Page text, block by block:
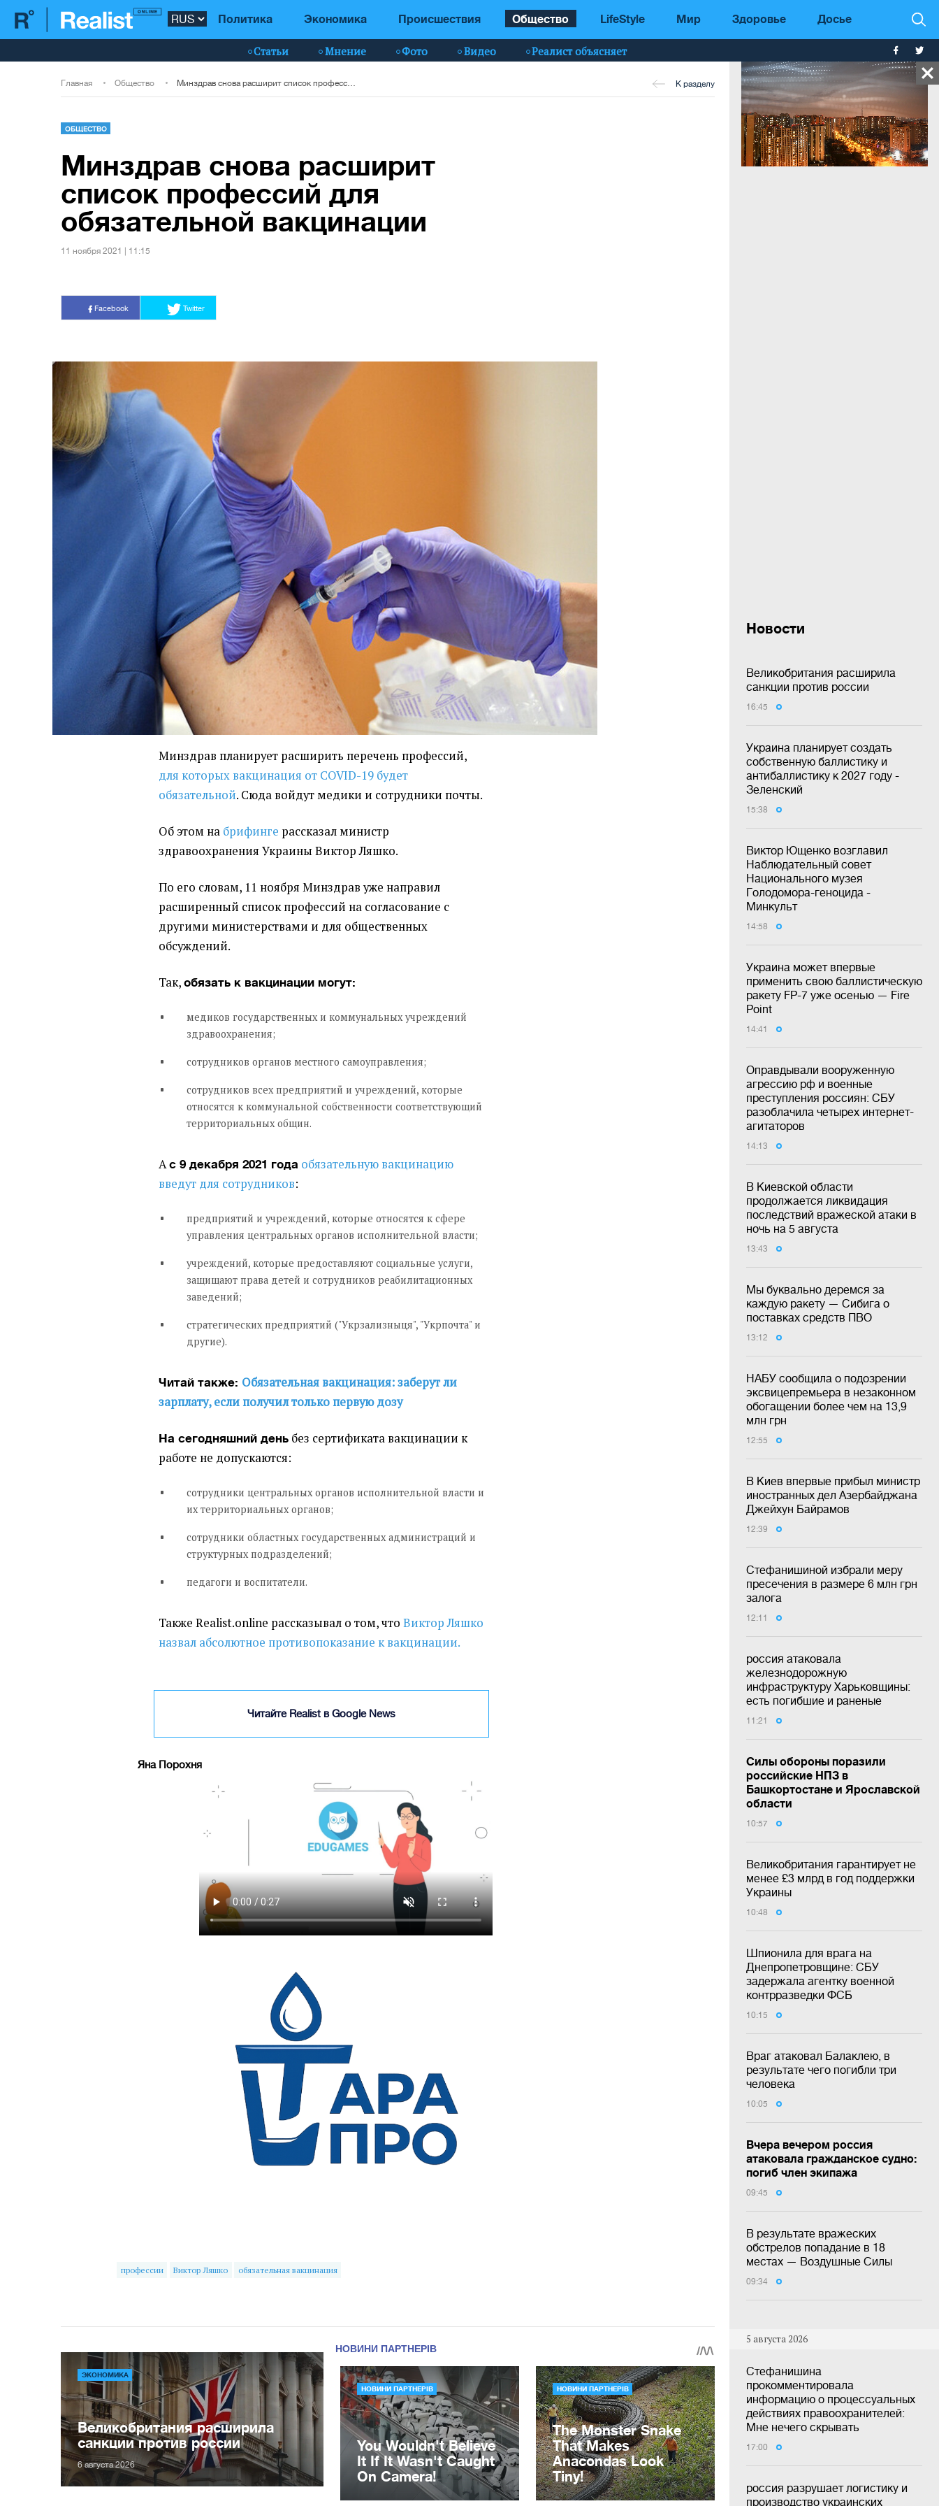
Политика Экономика Происшествия Общество LifeStyle Мир Здоровье Досье
Статьи Мнение Фото Видео Реалист объясняет
Новости
Великобритания расширила
санкции против россии
16:45
Украина планирует создать
собственную баллистику и
антибаллистику к 2027 году -
Зеленский
15:38
Виктор Ющенко возглавил
Наблюдательный совет
Национального музея
Голодомора-геноцида -
Минкульт
14:58
Украина может впервые
применить свою баллистическую
ракету FP-7 уже осенью — Fire
Point
14:41
Оправдывали вооруженную
агрессию рф и военные
преступления россиян: СБУ
разоблачила четырех интернет-
агитаторов
14:13
В Киевской области
продолжается ликвидация
последствий вражеской атаки в
ночь на 5 августа
13:43
Мы буквально деремся за
каждую ракету — Сибига о
поставках средств ПВО
13:12
НАБУ сообщила о подозрении
эксвицепремьера в незаконном
обогащении более чем на 13,9
млн грн
12:55
В Киев впервые прибыл министр
иностранных дел Азербайджана
Джейхун Байрамов
12:39
Стефанишиной избрали меру
пресечения в размере 6 млн грн
залога
12:11
россия атаковала
железнодорожную
инфраструктуру Харьковщины:
есть погибшие и раненые
11:21
Силы обороны поразили
российские НПЗ в
Башкортостане и Ярославской
области
10:57
Великобритания гарантирует не
менее £3 млрд в год поддержки
Украины
10:48
Шпионила для врага на
Днепропетровщине: СБУ
задержала агентку военной
контрразведки ФСБ
10:15
Враг атаковал Балаклею, в
результате чего погибли три
человека
10:05
Вчера вечером россия
атаковала гражданское судно:
погиб член экипажа
09:45
В результате вражеских
обстрелов попадание в 18
местах — Воздушные Силы
09:34
5 августа 2026
Стефанишина
прокомментировала
информацию о процессуальных
действиях правоохранителей:
Мне нечего скрывать
17:00
россия разрушает логистику и
производство украинских
Главная Общество К разделу
ОБЩЕСТВО
Минздрав снова расширит
список профессий для
обязательной вакцинации
11 ноября 2021 | 11:15
Facebook Twitter
Минздрав планирует расширить перечень профессий,
для которых вакцинация от COVID-19 будет
обязательной. Сюда войдут медики и сотрудники почты.
Об этом на брифинге рассказал министр
здравоохранения Украины Виктор Ляшко.
По его словам, 11 ноября Минздрав уже направил
расширенный список профессий на согласование с
другими министерствами и для общественных
обсуждений.
Так,обязать к вакцинации могут:
медиков государственных и коммунальных учреждений
здравоохранения;
сотрудников органов местного самоуправления;
сотрудников всех предприятий и учреждений, которые
относятся к коммунальной собственности соответствующий
территориальных общин.
Ас 9 декабря 2021 года обязательную вакцинацию
введут для сотрудников:
предприятий и учреждений, которые относятся к сфере
управления центральных органов исполнительной власти;
учреждений, которые предоставляют социальные услуги,
защищают права детей и сотрудников реабилитационных
заведений;
стратегических предприятий ("Укрзализныця", "Укрпочта" и
другие).
Читай также: Обязательная вакцинация: заберут ли
зарплату, если получил только первую дозу
На сегодняшний день без сертификата вакцинации к
работе не допускаются:
сотрудники центральных органов исполнительной власти и
их территориальных органов;
сотрудники областных государственных администраций и
структурных подразделений;
педагоги и воспитатели.
Также Realist.online рассказывал о том, чтоВиктор Ляшко
назвал абсолютное противопоказание к вакцинации.
Читайте Realist в Google News
Яна Порохня
профессии Виктор Ляшко обязательная вакцинация
ЭКОНОМИКА
Великобритания расширила
санкции против россии
6 августа 2026